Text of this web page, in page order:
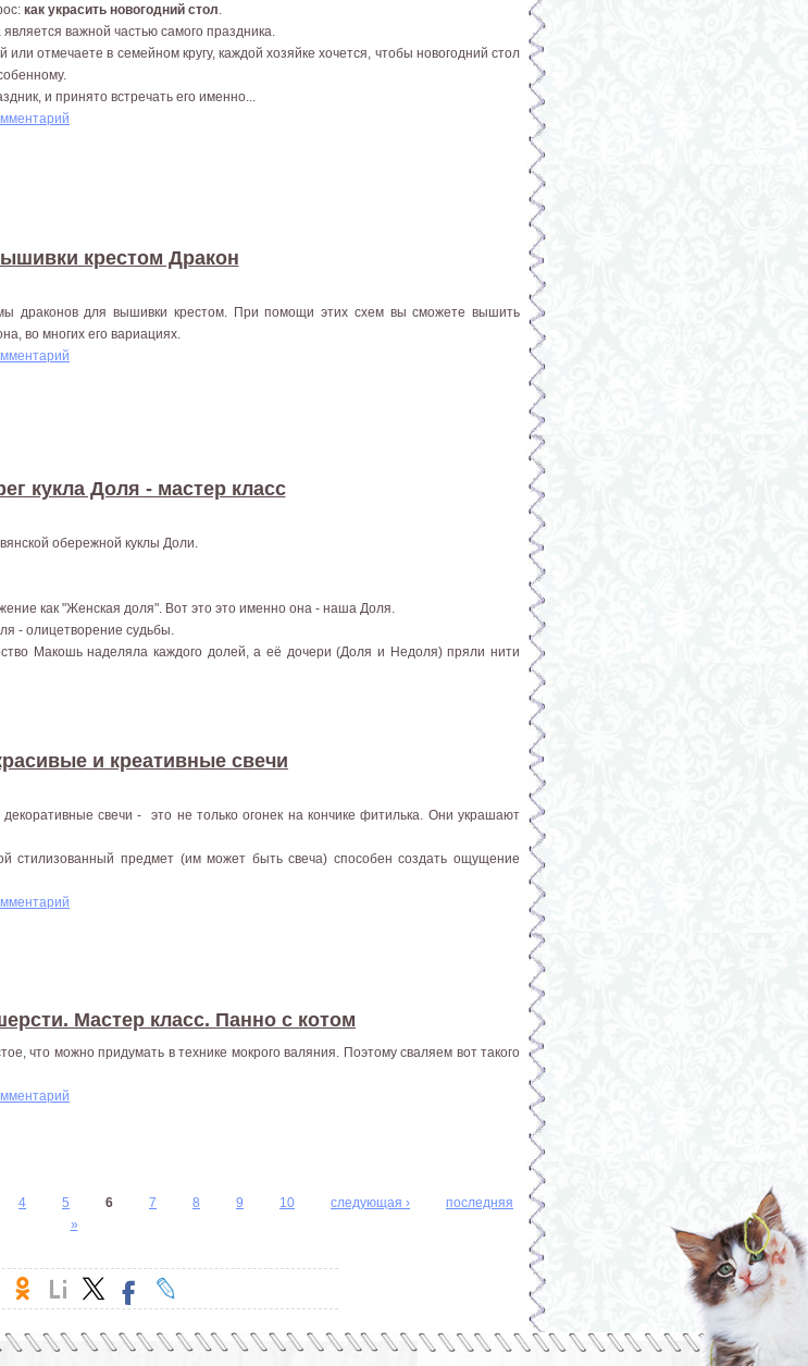
как украсить новогодний стол
важной частью самого праздника.
отмечаете в семейном кругу, каждой хозяйке хочется, чтобы новогодний стол
и принято встречать его именно...
крестом Дракон
драконов для вышивки крестом. При помощи этих схем вы сможете вышить
во многих его вариациях.
кукла Доля - мастер класс
обережной куклы Доли.
как "Женская доля". Вот это это именно она - наша Доля.
- олицетворение судьбы.
Макошь наделяла каждого долей, а её дочери (Доля и Недоля) пряли нити
и креативные свечи
свечи - это не только огонек на кончике фитилька. Они украшают
стилизованный предмет (им может быть свеча) способен создать ощущение
Мастер класс. Панно с котом
что можно придумать в технике мокрого валяния. Поэтому сваляем вот такого
4 5 6 7 8 9 10 следующая ›
последняя
»